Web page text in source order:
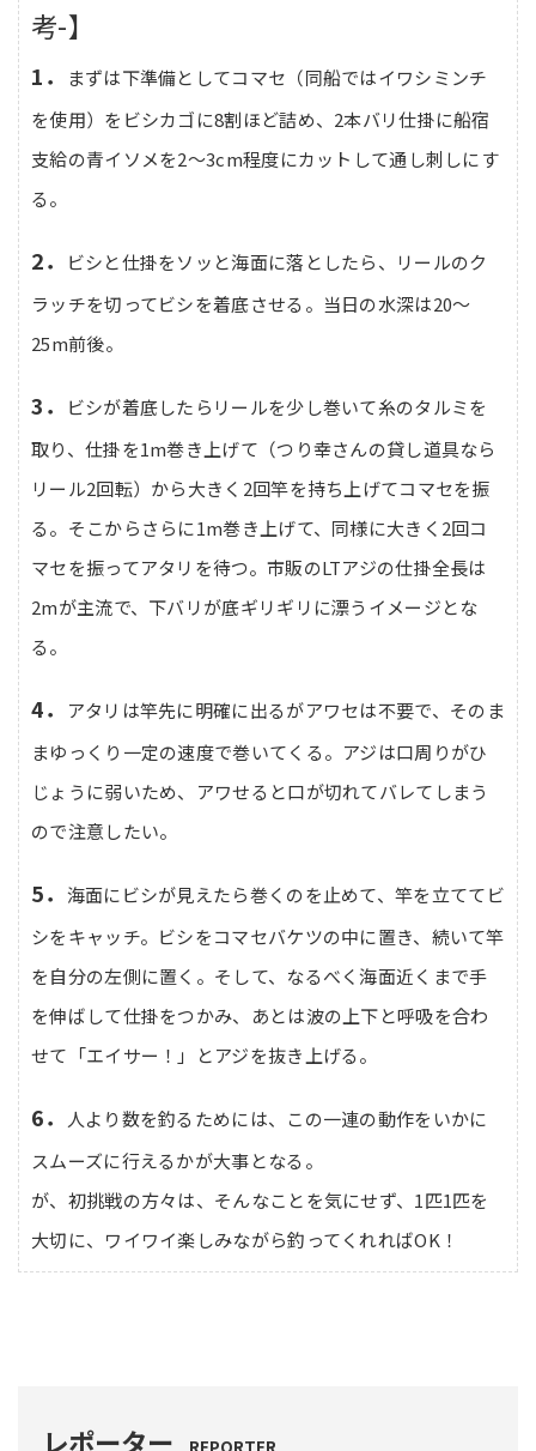
考-】
1．
まずは下準備としてコマセ（同船ではイワシミンチ
を使用）をビシカゴに8割ほど詰め、2本バリ仕掛に船宿
支給の青イソメを2～3cm程度にカットして通し刺しにす
る。
2．
ビシと仕掛をソッと海面に落としたら、リールのク
ラッチを切ってビシを着底させる。当日の水深は20～
25m前後。
3．
ビシが着底したらリールを少し巻いて糸のタルミを
取り、仕掛を1m巻き上げて（つり幸さんの貸し道具なら
リール2回転）から大きく2回竿を持ち上げてコマセを振
る。そこからさらに1m巻き上げて、同様に大きく2回コ
マセを振ってアタリを待つ。市販のLTアジの仕掛全長は
2mが主流で、下バリが底ギリギリに漂うイメージとな
る。
4．
アタリは竿先に明確に出るがアワセは不要で、そのま
まゆっくり一定の速度で巻いてくる。アジは口周りがひ
じょうに弱いため、アワせると口が切れてバレてしまう
ので注意したい。
5． 海面にビシが見えたら巻くのを止めて、竿を立ててビ
シをキャッチ。ビシをコマセバケツの中に置き、続いて竿
を自分の左側に置く。そして、なるべく海面近くまで手
を伸ばして仕掛をつかみ、あとは波の上下と呼吸を合わ
せて「エイサー！」とアジを抜き上げる。
6．
人より数を釣るためには、この一連の動作をいかに
スムーズに行えるかが大事となる。
が、初挑戦の方々は、そんなことを気にせず、1匹1匹を
大切に、ワイワイ楽しみながら釣ってくれればOK！
レポーター